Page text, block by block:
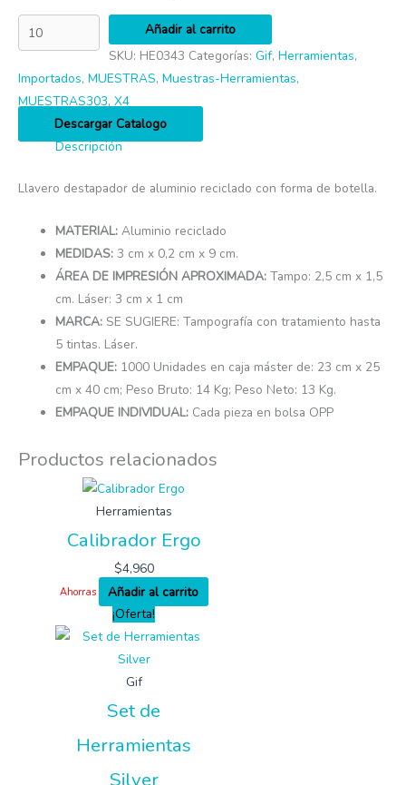
Añadir al carrito
SKU: HE0343 Categorías: Gif, Herramientas,
Importados, MUESTRAS, Muestras-Herramientas,
MUESTRAS303, X4
Descargar Catalogo
Descripción
Llavero destapador de aluminio reciclado con forma de botella.
MATERIAL:Aluminio reciclado
MEDIDAS:3 cm x 0,2 cm x 9 cm.
ÁREA DE IMPRESIÓN APROXIMADA:Tampo: 2,5 cm x 1,5
cm. Láser: 3 cm x 1 cm
MARCA: SE SUGIERE: Tampografía con tratamiento hasta
5 tintas. Láser.
EMPAQUE: 1000 Unidades en caja máster de: 23 cm x 25
cm x 40 cm; Peso Bruto: 14 Kg; Peso Neto: 13 Kg.
EMPAQUE INDIVIDUAL: Cada pieza en bolsa OPP
Productos relacionados
Herramientas
Calibrador Ergo
$4,960
Ahorras
Añadir al carrito
¡Oferta!
Gif
Set de
Herramientas